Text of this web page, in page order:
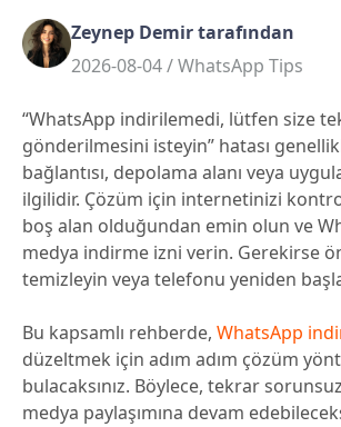
Tenorshare
PDNob
iAnyGo
Zeynep Demir tarafından
2026-08-04 /WhatsApp Tips
“WhatsApp indirilemedi, lütfen size
gönderilmesini isteyin” hatası
bağlantısı, depolama alanı veya
ilgilidir. Çözüm için internetinizi
boş alan olduğundan emin olun ve
medya indirme izni verin. Gerekirse
temizleyin veya telefonu yeniden
Bu kapsamlı rehberde, WhatsApp
düzeltmek için adım adım çözüm
bulacaksınız. Böylece, tekrar
medya paylaşımına devam